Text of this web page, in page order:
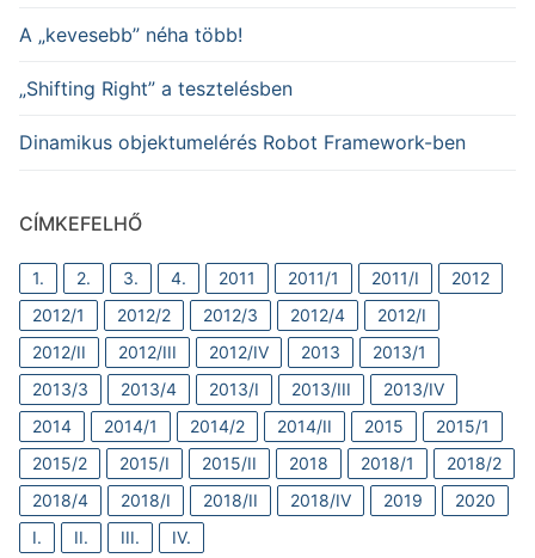
A „kevesebb” néha több!
„Shifting Right” a tesztelésben
Dinamikus objektumelérés Robot Framework-ben
CÍMKEFELHŐ
1. 2. 3. 4. 2011 2011/1 2011/I
2012
2012/1
2012/2 2012/3 2012/4
2012/I
2012/II
2012/III 2012/IV 2013
2013/1
2013/3
2013/4 2013/I 2013/III
2013/IV
2014
2014/1 2014/2 2014/II 2015
2015/1
2015/2
2015/I 2015/II 2018 2018/1
2018/2
2018/4
2018/I 2018/II 2018/IV 2019
2020
I.
II. III. IV.